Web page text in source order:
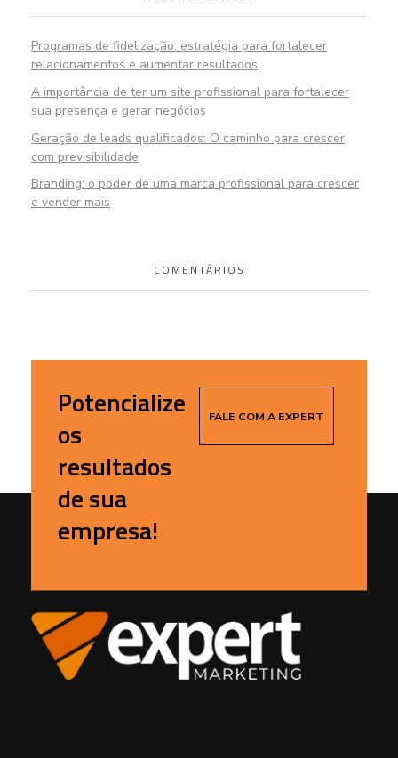
Programas de fidelização: estratégia para fortalecer
relacionamentos e aumentar resultados
A importância de ter um site profissional para fortalecer
sua presença e gerar negócios
Geração de leads qualificados: O caminho para crescer
com previsibilidade
Branding: o poder de uma marca profissional para crescer
e vender mais
COMENTÁRIOS
Potencialize
os
resultados
de sua
empresa!
FALE COM A EXPERT